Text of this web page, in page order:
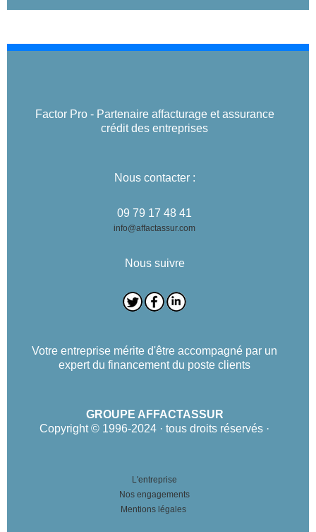
Factor Pro - Partenaire affacturage et assurance
crédit des entreprises
Nous contacter :
09 79 17 48 41
info@affactassur.com
Nous suivre
Votre entreprise mérite d'être accompagné par un
expert du financement du poste clients
GROUPE AFFACTASSUR
Copyright © 1996-2024 · tous droits réservés ·
L'entreprise
Nos engagements
Mentions légales